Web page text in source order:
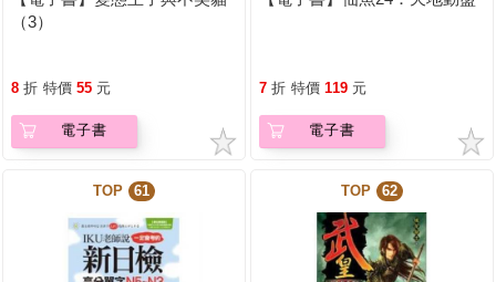
（3）
8 折 特價 55 元
電子書
7 折 特價 119 元
電子書
TOP 61 TOP 62